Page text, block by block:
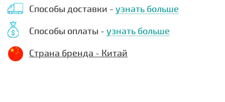
Способы доставки - узнать больше
Способы оплаты - узнать больше
Страна бренда - Китай